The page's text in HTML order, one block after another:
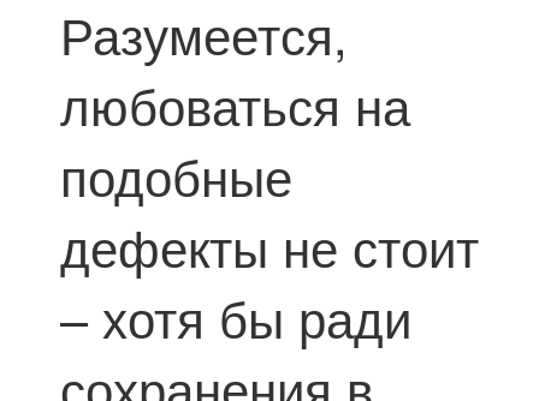
Разумеется,
любоваться на
подобные
дефекты не стоит
– хотя бы ради